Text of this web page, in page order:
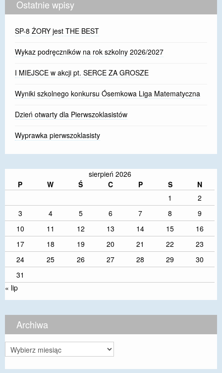
Ostatnie wpisy
SP-8 ŻORY jest THE BEST
Wykaz podręczników na rok szkolny 2026/2027
I MIEJSCE w akcji pt. SERCE ZA GROSZE
Wyniki szkolnego konkursu Ósemkowa Liga Matematyczna
Dzień otwarty dla Pierwszoklasistów
Wyprawka pierwszoklasisty
sierpień 2026
P
W Ś C P S
N
1
2
3
4 5 6 7 8
9
10
11 12 13 14 15
16
17
18 19 20 21 22
23
24
25 26 27 28 29
30
31
« lip
Archiwa
Archiwa